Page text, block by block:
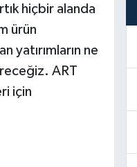
hiçbir alanda
ürün
yatırımların ne
ART
için